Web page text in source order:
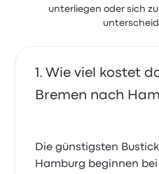
5.0 von 5 Sternen
Ich bin in Hamburg ein
in Autobahn Unfall war
unterliegen oder sich
Wie viel kostet
Bremen nach
Die günstigsten
Hamburg beginnen bei